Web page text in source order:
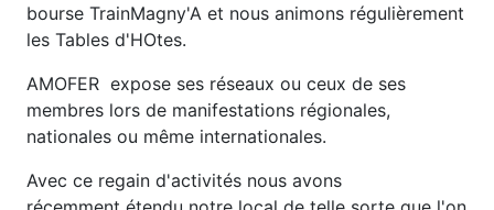
bourse TrainMagny'A et nous animons régulièrement
les Tables d'HOtes.
AMOFER expose ses réseaux ou ceux de ses
membres lors de manifestations régionales,
nationales ou même internationales.
Avec ce regain d'activités nous avons